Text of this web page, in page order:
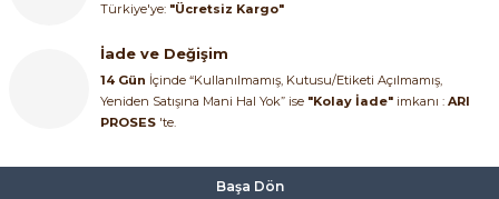
Türkiye'ye: "Ücretsiz Kargo"
İade ve Değişim
14 Gün İçinde “Kullanılmamış, Kutusu/Etiketi Açılmamış,
Yeniden Satışına Mani Hal Yok” ise "Kolay İade" imkanı : ARI
PROSES 'te.
Başa Dön